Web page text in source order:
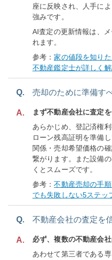
座に反映され、人手に
強みです。
AI査定の更新情報は、
れます。
参考：家の値段を知り
不動産鑑定士が詳しく解
Q. 売却のために準備す
A.
まず不動産会社に査定を
あらかじめ、登記済権
ローン残高証明を準備
関係・売却希望価格の
繋がります。また設備
くとスムーズです。
参考：不動産売却の手
でも失敗しない5ステッ
Q. 不動産会社の査定を
A.
必ず、複数の不動産会
あわせて第三者である